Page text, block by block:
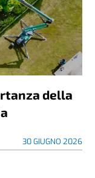
della
30 GIUGNO 2026